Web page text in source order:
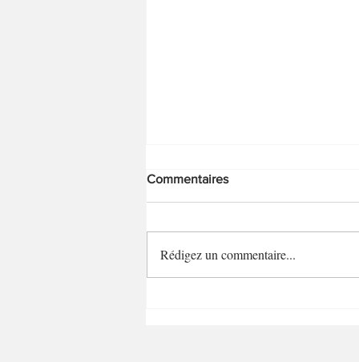
Commentaires
Rédigez un commentaire...